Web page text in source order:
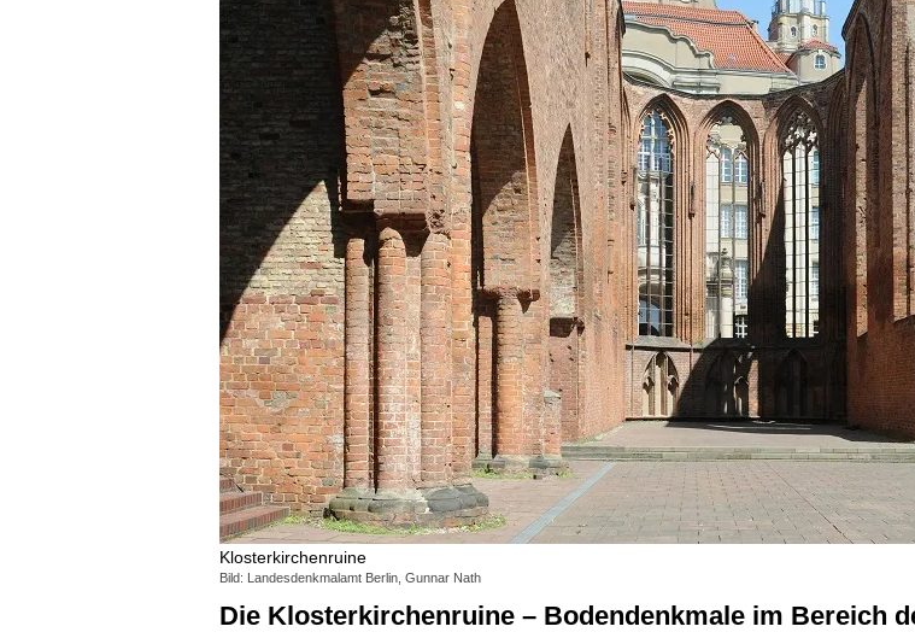
Klosterkirchenruine
Bild: Landesdenkmalamt Berlin, Gunnar Nath
Die Klosterkirchenruine – Bodendenkmale im Bereich